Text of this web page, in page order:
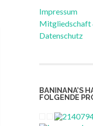
Impressum
Mitgliedschaft
Datenschutz
BANINANA’S
FOLGENDE